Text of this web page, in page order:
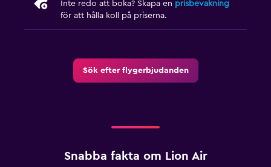
Inte redo att boka? Skapa en prisbevakning
för att hålla koll på priserna.
Sök efter flygerbjudanden
Snabba fakta om Lion Air